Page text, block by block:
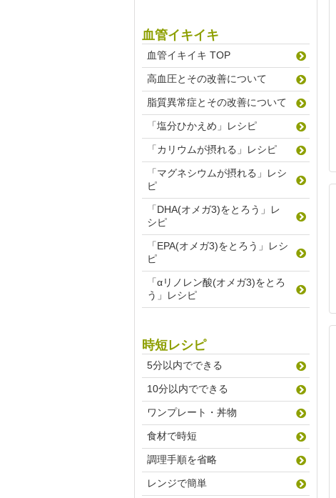
血管イキイキ
血管イキイキ TOP
高血圧とその改善について
脂質異常症とその改善について
「塩分ひかえめ」レシピ
「カリウムが摂れる」レシピ
「マグネシウムが摂れる」レシ
ピ
「DHA(オメガ3)をとろう」レ
シピ
「EPA(オメガ3)をとろう」レシ
ピ
「αリノレン酸(オメガ3)をとろ
う」レシピ
時短レシピ
5分以内でできる
10分以内でできる
ワンプレート・丼物
食材で時短
調理手順を省略
レンジで簡単